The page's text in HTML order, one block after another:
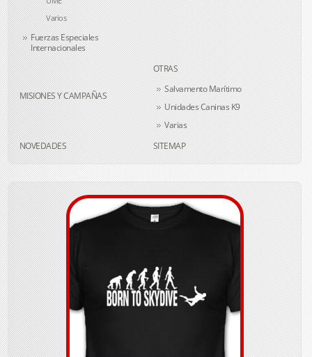
Varios
Fuerzas Especiales
Internacionales
MISIONES Y CAMPAÑAS
OTRAS
Salvamento Marítimo
Unidades Caninas K9
Varias
NOVEDADES
SITEMAP